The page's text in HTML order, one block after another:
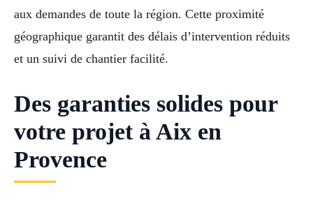
aux demandes de toute la région. Cette proximité
géographique garantit des délais d’intervention réduits
et un suivi de chantier facilité.
Des garanties solides pour
votre projet à Aix en
Provence